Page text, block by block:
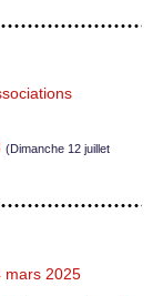
(Dimanche 12 juillet
mars 2025